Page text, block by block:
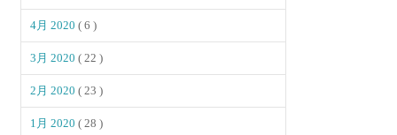
4月 2020( 6 )
3月 2020( 22 )
2月 2020( 23 )
1月 2020( 28 )